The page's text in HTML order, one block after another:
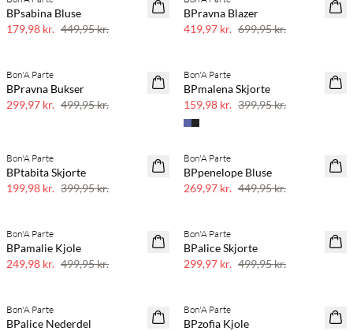
60% rabat
BPsabina Bluse
179,98 kr. 449,95 kr.
40% rabat
BPravna Blazer
419,97 kr. 699,95 kr.
40% rabat
Bon'A Parte
BPravna Bukser
299,97 kr. 499,95 kr.
SAVE20
Bon'A Parte
BPmalena Skjorte
159,98 kr. 399,95 kr.
50% rabat
Bon'A Parte
BPtabita Skjorte
199,98 kr. 399,95 kr.
40% rabat
Bon'A Parte
BPpenelope Bluse
269,97 kr. 449,95 kr.
50% rabat
Bon'A Parte
BPamalie Kjole
249,98 kr. 499,95 kr.
40% rabat
Bon'A Parte
BPalice Skjorte
299,97 kr. 499,95 kr.
40% rabat
Bon'A Parte
BPalice Nederdel
40% rabat
Bon'A Parte
BPzofia Kjole